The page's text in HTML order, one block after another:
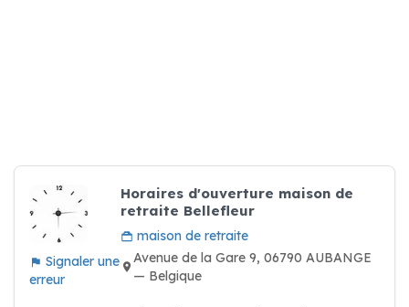
Signaler une
erreur
Horaires d'ouverture maison de
retraite Bellefleur
maison de retraite
Avenue de la Gare 9, 06790 AUBANGE
— Belgique